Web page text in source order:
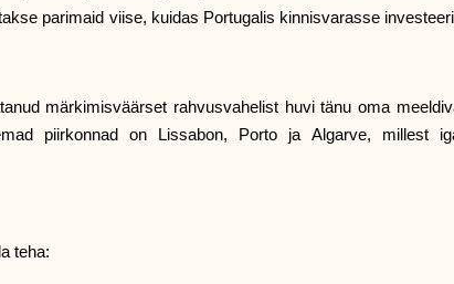
parimaid viise, kuidas Portugalis kinnisvarasse
märkimisväärset rahvusvahelist huvi tänu oma
piirkonnad on Lissabon, Porto ja Algarve, millest
teha: